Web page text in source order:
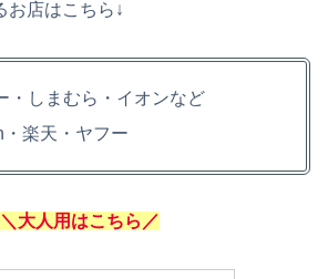
お店はこちら↓
・しまむら・イオンなど
楽天・ヤフー
＼大人用はこちら／